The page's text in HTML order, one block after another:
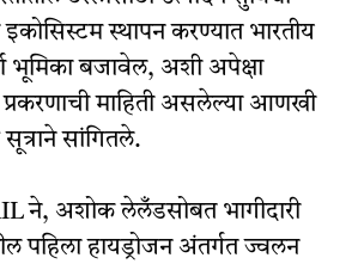
स्थापन करण्यात भारतीय
भूमिका बजावेल, अशी अपेक्षा
माहिती असलेल्या आणखी
सांगितले.
ने, अशोक लेलँडसोबत भागीदारी
पहिला हायड्रोजन अंतर्गत ज्वलन